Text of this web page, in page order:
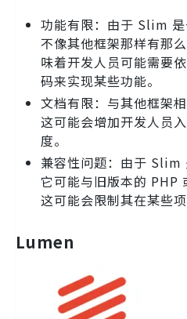
功能有限：由于 Slim
不像其他框架那样有那
味着开发人员可能需要
码来实现某些功能。
文档有限：与其他框架
这可能会增加开发人员
度。
兼容性问题：由于 Slim
它可能与旧版本的 PHP
这可能会限制其在某些
Lumen